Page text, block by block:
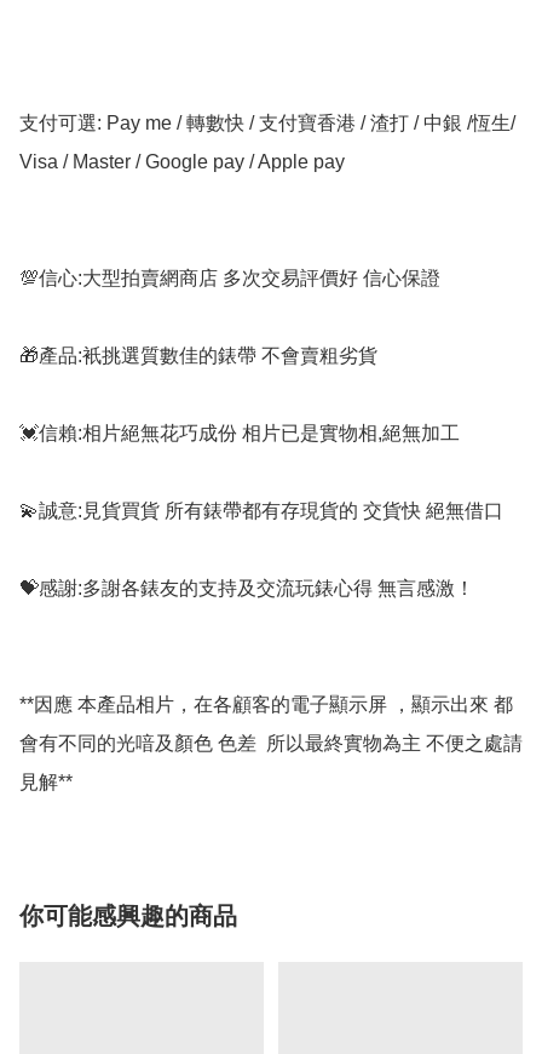
支付可選: Pay me / 轉數快 / 支付寶香港 / 渣打 / 中銀 /恆生/
Visa / Master / Google pay / Apple pay
💯信心:大型拍賣網商店 多次交易評價好 信心保證
🎁產品:衹挑選質數佳的錶帶 不會賣粗劣貨
💓信賴:相片絕無花巧成份 相片已是實物相,絕無加工
💫誠意:見貨買貨 所有錶帶都有存現貨的 交貨快 絕無借口
💝感謝:多謝各錶友的支持及交流玩錶心得 無言感激！
**因應 本產品相片，在各顧客的電子顯示屏 ，顯示出來 都
會有不同的光喑及顏色 色差  所以最終實物為主 不便之處請
你可能感興趣的商品